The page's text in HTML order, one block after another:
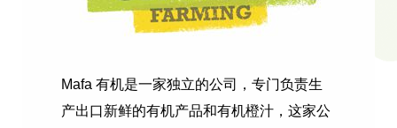
Mafa 有机是一家独立的公司，专门负责生
产出口新鲜的有机产品和有机橙汁，这家公